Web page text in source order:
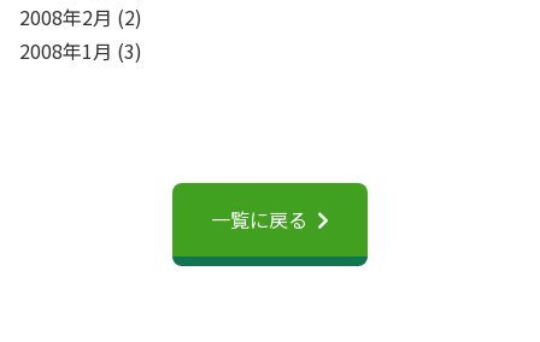
2008年2月 (2)
2008年1月 (3)
一覧に戻る